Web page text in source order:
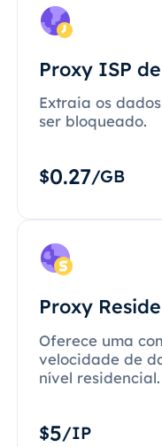
Proxy ISP
Extraia os
ser bloqueado.
$0.27/GB
Proxy
Oferece uma
velocidade de
nível residencial.
$5/IP